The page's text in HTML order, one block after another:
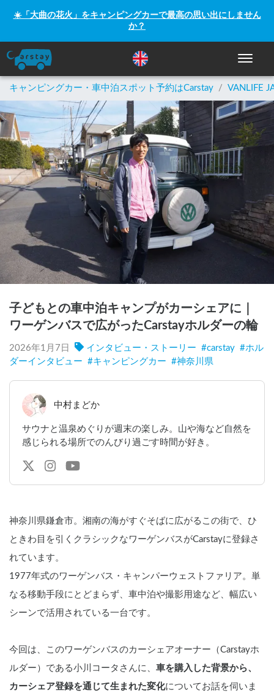
☀️「大曲の花火」をキャンピングカーで最高の思い出にしません
か？
ナビゲ
キャンピングカー・車中泊スポット予約はCarstay / VANLIFE
子どもとの車中泊キャンプがカーシェアに｜
ワーゲンバスで広がったCarstayホルダーの輪
2026年1月7日 インタビュー・ストーリー #carstay #ホル
ダーインタビュー #キャンピングカー #神奈川県
中村まどか
サウナと温泉めぐりが週末の楽しみ。山や海など自然を
感じられる場所でのんびり過ごす時間が好き。
神奈川県鎌倉市。湘南の海がすぐそばに広がるこの街で、ひ
ときわ目を引くクラシックなワーゲンバスがCarstayに登録さ
れています。
1977年式のワーゲンバス・キャンパーウェストファリア。単
なる移動手段にとどまらず、車中泊や撮影用途など、幅広い
シーンで活用されている一台です。
今回は、このワーゲンバスのカーシェアオーナー（Carstayホ
ルダー）である小川コータさんに、 車を購入した背景から、
カーシェア登録を通じて生まれた変化についてお話を伺いま